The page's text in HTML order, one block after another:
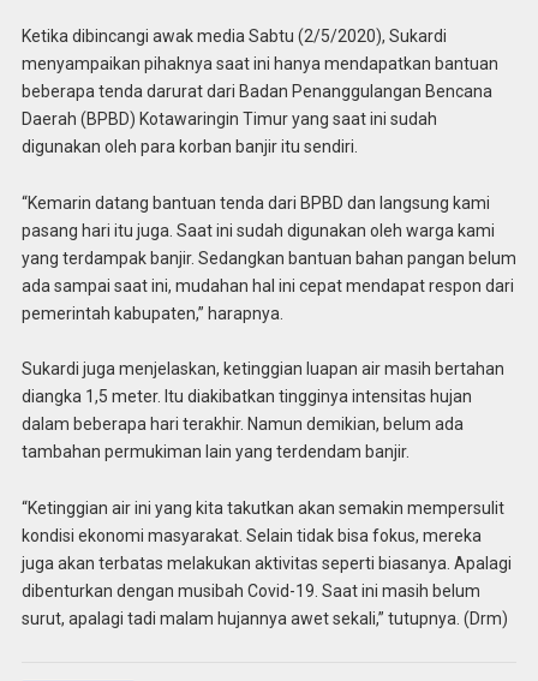
Ketika dibincangi awak media Sabtu (2/5/2020), Sukardi
menyampaikan pihaknya saat ini hanya mendapatkan bantuan
beberapa tenda darurat dari Badan Penanggulangan Bencana
Daerah (BPBD) Kotawaringin Timur yang saat ini sudah
digunakan oleh para korban banjir itu sendiri.
“Kemarin datang bantuan tenda dari BPBD dan langsung kami
pasang hari itu juga. Saat ini sudah digunakan oleh warga kami
yang terdampak banjir. Sedangkan bantuan bahan pangan belum
ada sampai saat ini, mudahan hal ini cepat mendapat respon dari
pemerintah kabupaten,” harapnya.
Sukardi juga menjelaskan, ketinggian luapan air masih bertahan
diangka 1,5 meter. Itu diakibatkan tingginya intensitas hujan
dalam beberapa hari terakhir. Namun demikian, belum ada
tambahan permukiman lain yang terdendam banjir.
“Ketinggian air ini yang kita takutkan akan semakin mempersulit
kondisi ekonomi masyarakat. Selain tidak bisa fokus, mereka
juga akan terbatas melakukan aktivitas seperti biasanya. Apalagi
dibenturkan dengan musibah Covid-19. Saat ini masih belum
surut, apalagi tadi malam hujannya awet sekali,” tutupnya. (Drm)